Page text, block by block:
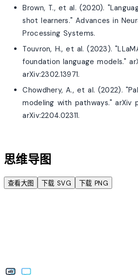
Brown, T., et al. (2020).
shot learners." Advances in
Processing Systems.
Touvron, H., et al. (2023).
foundation language models."
arXiv:2302.13971.
Chowdhery, A., et al. (2022).
modeling with pathways." arXiv
arXiv:2204.02311.
思维导图
查看大图 下载 SVG 下载 PNG